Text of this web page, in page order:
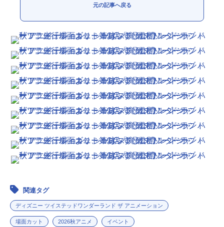
アニメ映画一覧 実写化映画一覧
今期アニメ曜日別一覧
春アニメ 夏アニメ
秋アニメ 冬アニメ
男性声優/女性声優一覧
FOLLOW US
元の記事へ戻る
関連タグ
ディズニー ツイステッドワンダーランド ザ アニメーション
場面カット 2026秋アニメ イベント